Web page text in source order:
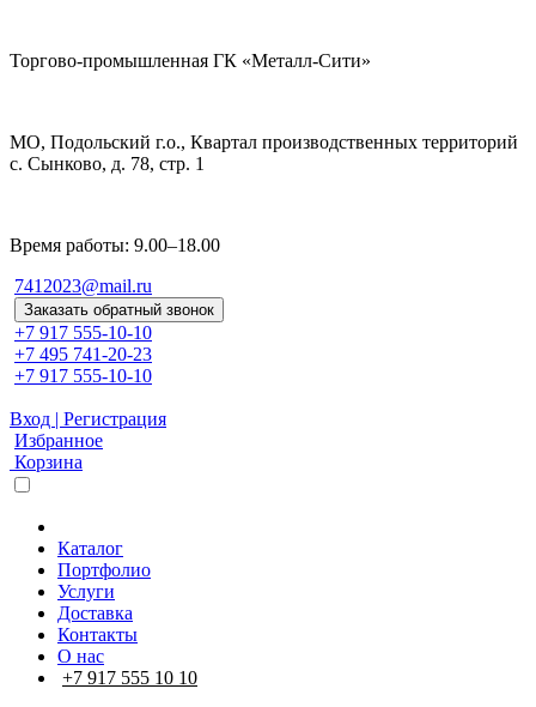
Торгово-промышленная ГК «Металл-Сити»
МО, Подольский г.о., Квартал производственных территорий
с. Сынково, д. 78, стр. 1
Время работы: 9.00–18.00
7412023@mail.ru
Заказать обратный звонок
+7 917 555-10-10
+7 495 741-20-23
+7 917 555-10-10
Вход | Регистрация
Избранное
Корзина
Каталог
Портфолио
Услуги
Доставка
Контакты
О нас
+7 917 555 10 10